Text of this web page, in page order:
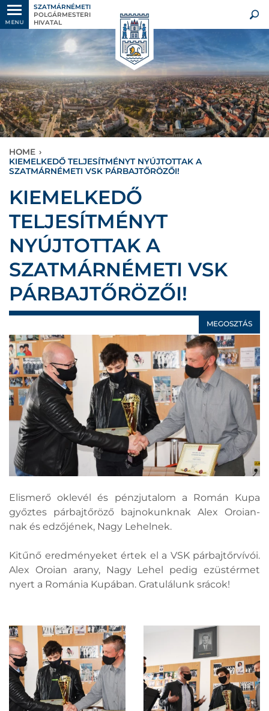
MENU
SZATMÁRNÉMETI
POLGÁRMESTERI
HIVATAL
HOME ›
KIEMELKEDŐ TELJESÍTMÉNYT NYÚJTOTTAK A
SZATMÁRNÉMETI VSK PÁRBAJTŐRÖZŐI!
KIEMELKEDŐ
TELJESÍTMÉNYT
NYÚJTOTTAK A
SZATMÁRNÉMETI VSK
PÁRBAJTŐRÖZŐI!
MEGOSZTÁS
Elismerő oklevél és pénzjutalom a Román Kupa
győztes párbajtőröző bajnokunknak Alex Oroian-
nak és edzőjének, Nagy Lehelnek.
Kitűnő eredményeket értek el a VSK párbajtőrvívói.
Alex Oroian arany, Nagy Lehel pedig ezüstérmet
nyert a Románia Kupában. Gratulálunk srácok!